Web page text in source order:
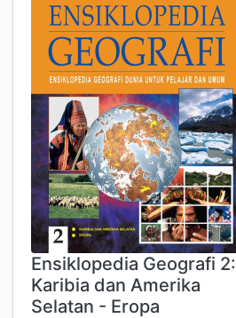
Ensiklopedia Geografi 2:
Karibia dan Amerika
Selatan - Eropa